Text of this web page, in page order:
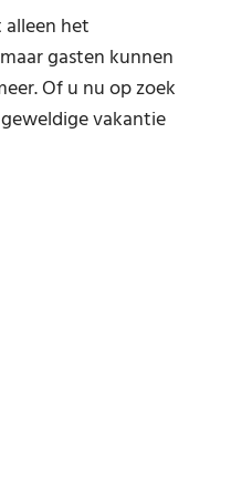
het
gasten kunnen
Of u nu op zoek
vakantie